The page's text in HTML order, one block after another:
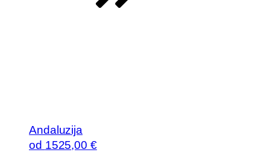
Andaluzija
od 1525,00 €